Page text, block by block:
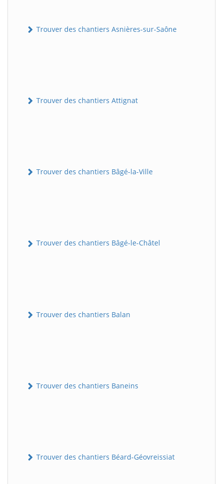
Trouver des chantiers Asnières-sur-Saône
Trouver des chantiers Attignat
Trouver des chantiers Bâgé-la-Ville
Trouver des chantiers Bâgé-le-Châtel
Trouver des chantiers Balan
Trouver des chantiers Baneins
Trouver des chantiers Béard-Géovreissiat